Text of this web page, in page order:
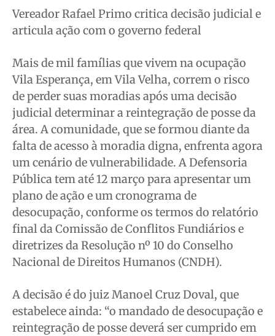
Segurança
Meio Ambiente
Saúde
Cidades
Direitos
Economia
Cultura
Colunas
Gustavo Bastos
Jr Mignone (in memorian)
Wanda Sily
Publicidade Legal
Quem Somos
Segurança
Meio Ambiente
Saúde
Cidades
Direitos
Economia
Cultura
Colunas
Gustavo Bastos
Jr Mignone (in memorian)
Wanda Sily
Publicidade Legal
Quem Somos
Segurança
Meio Ambiente
Saúde
Cidades
Direitos
Economia
Cultura
Colunas
Gustavo Bastos
Jr Mignone (in memorian)
Wanda Sily
Publicidade Legal
Quem Somos
Segurança
Meio Ambiente
Saúde
Cidades
Direitos
Economia
Cultura
Colunas
Gustavo Bastos
Jr Mignone (in memorian)
Wanda Sily
Publicidade Legal
Quem Somos
Vereador Rafael Primo critica decisão judicial e
articula ação com o governo federal
Mais de mil famílias que vivem na ocupação
Vila Esperança, em Vila Velha, correm o risco
de perder suas moradias após uma decisão
judicial determinar a reintegração de posse da
área. A comunidade, que se formou diante da
falta de acesso à moradia digna, enfrenta agora
um cenário de vulnerabilidade. A Defensoria
Pública tem até 12 março para apresentar um
plano de ação e um cronograma de
desocupação, conforme os termos do relatório
final da Comissão de Conflitos Fundiários e
diretrizes da Resolução nº 10 do Conselho
Nacional de Direitos Humanos (CNDH).
A decisão é do juiz Manoel Cruz Doval, que
estabelece ainda: “o mandado de desocupação e
reintegração de posse deverá ser cumprido em